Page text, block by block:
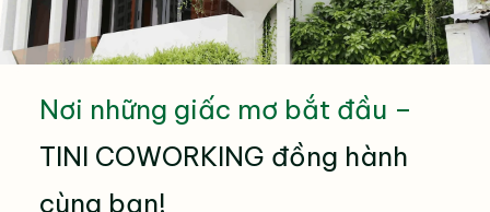
Nơi những giấc mơ bắt đầu –
TINI COWORKING đồng hành
cùng bạn!